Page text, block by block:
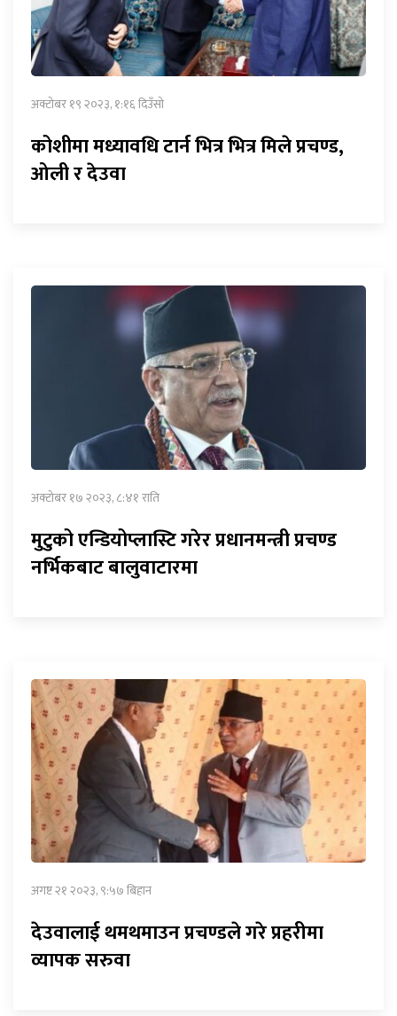
अक्टोबर १९ २०२३, १:१६ दिउँसो
कोशीमा मध्यावधि टार्न भित्र भित्र मिले प्रचण्ड,
ओली र देउवा
अक्टोबर १७ २०२३, ८:४१ राति
मुटुको एन्डियोप्लास्टि गरेर प्रधानमन्त्री प्रचण्ड
नर्भिकबाट बालुवाटारमा
अगष्ट २१ २०२३, ९:५७ बिहान
देउवालाई थमथमाउन प्रचण्डले गरे प्रहरीमा
व्यापक सरुवा